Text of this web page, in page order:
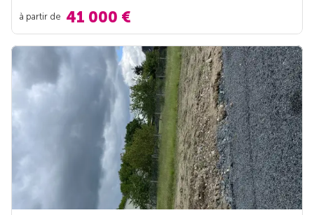
à partir de 41 000 €